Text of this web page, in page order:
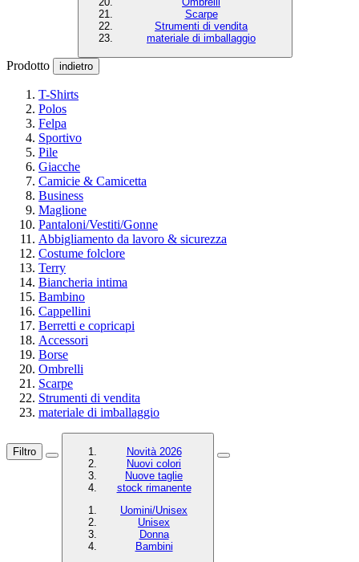
Scarpe
Strumenti di vendita
materiale di imballaggio
Prodotto indietro
T-Shirts
Polos
Felpa
Sportivo
Pile
Giacche
Camicie & Camicetta
Business
Maglione
Pantaloni/Vestiti/Gonne
Abbigliamento da lavoro & sicurezza
Costume folclore
Terry
Biancheria intima
Bambino
Cappellini
Berretti e copricapi
Accessori
Borse
Ombrelli
Scarpe
Strumenti di vendita
materiale di imballaggio
Filtro
Novità 2026
Nuovi colori
Nuove taglie
stock rimanente
Uomini/Unisex
Unisex
Donna
Bambini